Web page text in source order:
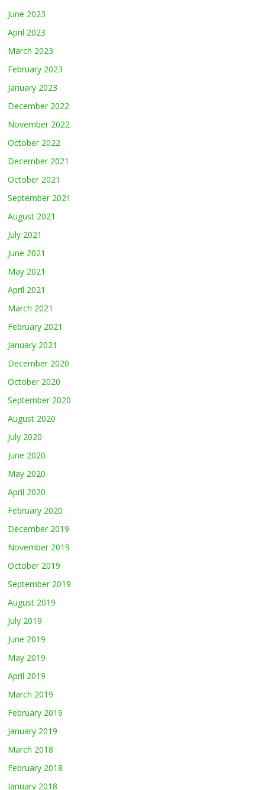
June 2023
April 2023
March 2023
February 2023
January 2023
December 2022
November 2022
October 2022
December 2021
October 2021
September 2021
August 2021
July 2021
June 2021
May 2021
April 2021
March 2021
February 2021
January 2021
December 2020
October 2020
September 2020
August 2020
July 2020
June 2020
May 2020
April 2020
February 2020
December 2019
November 2019
October 2019
September 2019
August 2019
July 2019
June 2019
May 2019
April 2019
March 2019
February 2019
January 2019
March 2018
February 2018
January 2018